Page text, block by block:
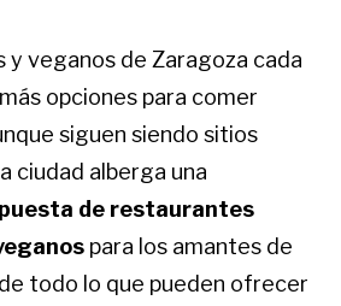
y veganos de Zaragoza cada
opciones para comer
siguen siendo sitios
ciudad alberga una
de restaurantes
para los amantes de
todo lo que pueden ofrecer